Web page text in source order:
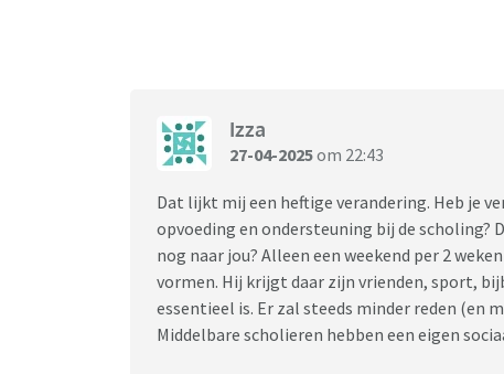
Izza
27-04-2025om 22:43
Dat lijkt mij een heftige verandering. Heb je
opvoeding en ondersteuning bij de
nog naar jou? Alleen een weekend per 2
vormen. Hij krijgt daar zijn vrienden, sport,
essentieel is. Er zal steeds minder reden (en
Middelbare scholieren hebben een eigen